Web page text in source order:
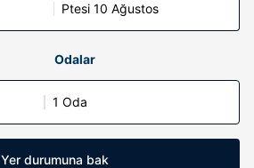
Ptesi 10 Ağustos
Odalar
1 Oda
Yer durumuna bak